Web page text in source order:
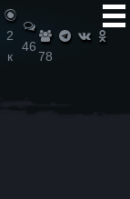
2
к
46
78